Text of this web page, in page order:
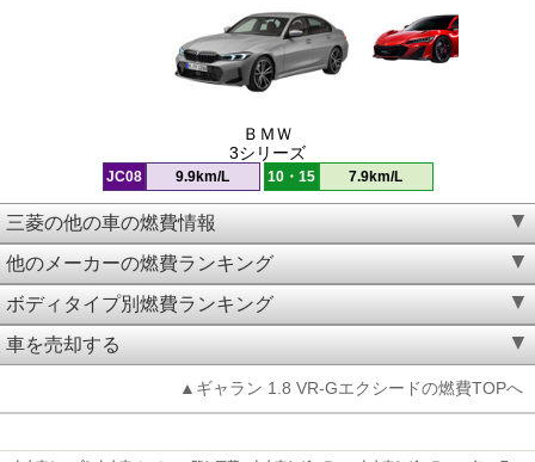
ＢＭＷ
3シリーズ
JC08 9.9km/L 10・15 7.9km/L
三菱の他の車の燃費情報
他のメーカーの燃費ランキング
ボディタイプ別燃費ランキング
車を売却する
▲ギャラン 1.8 VR-Gエクシードの燃費TOPへ